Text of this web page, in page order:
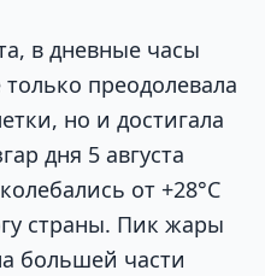
в дневные часы
преодолевала
но и достигала
дня 5 августа
от +28°С
страны. Пик жары
большей части